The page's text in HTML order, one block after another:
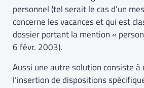
personnel (tel serait le cas d’un
concerne les vacances et qui est
dossier portant la mention «
6 févr. 2003).
Aussi une autre solution consiste à
l’insertion de dispositions